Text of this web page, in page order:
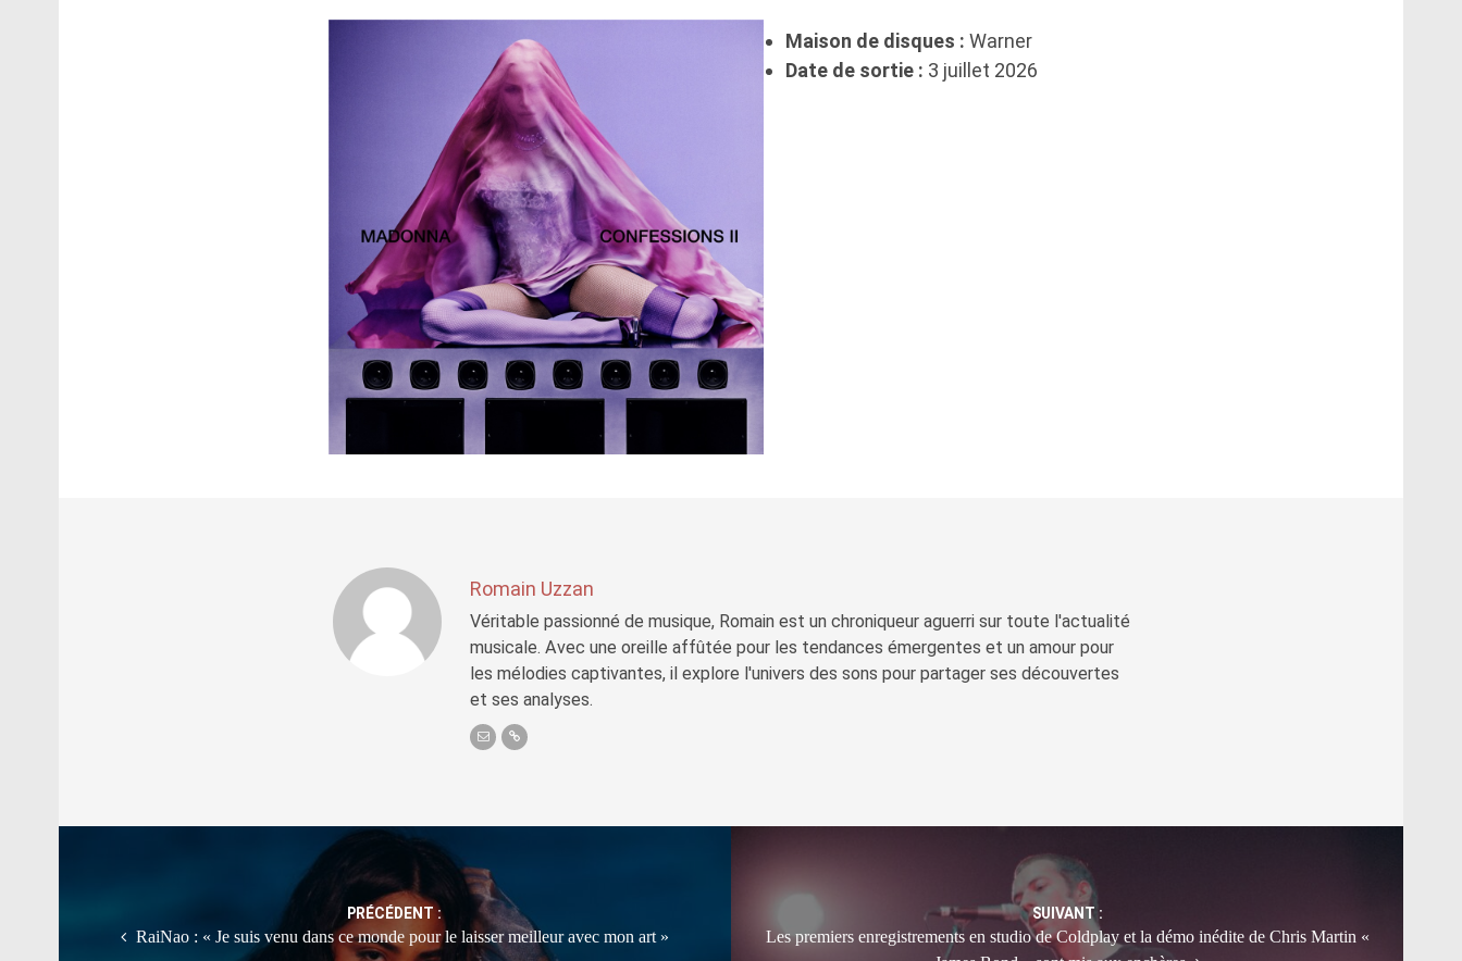
Maison de disques : Warner
Date de sortie : 3 juillet 2026
Romain Uzzan
Véritable passionné de musique, Romain est un chroniqueur aguerri sur toute l'actualité
musicale. Avec une oreille affûtée pour les tendances émergentes et un amour pour
les mélodies captivantes, il explore l'univers des sons pour partager ses découvertes
et ses analyses.
PRÉCÉDENT :
RaiNao : « Je suis venu dans ce monde pour le laisser meilleur avec mon art »
SUIVANT :
Les premiers enregistrements en studio de Coldplay et la démo inédite de Chris Martin «